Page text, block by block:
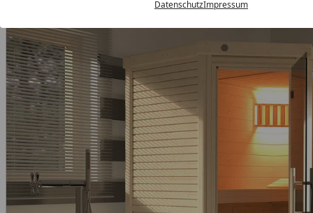
DatenschutzImpressum